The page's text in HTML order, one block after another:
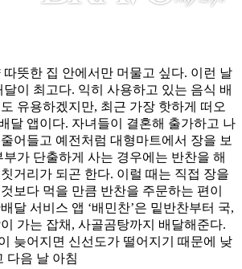
뜻한 집 안에서만 머물고 싶다. 이런 날
이 최고다. 익히 사용하고 있는 음식 배
유용하겠지만, 최근 가장 핫하게 떠오
달 앱이다. 자녀들이 결혼해 출가하고 나
어들고 예전처럼 대형마트에서 장을 보
가 단출하게 사는 경우에는 반찬을 해
거리가 되곤 한다. 이럴 때는 직접 장을
보다 먹을 만큼 반찬을 주문하는 편이
달 서비스 앱 ‘배민찬’은 밑반찬부터 국,
가는 잡채, 사골곰탕까지 배달해준다.
늦어지면 신선도가 떨어지기 때문에 낮
다음 날 아침